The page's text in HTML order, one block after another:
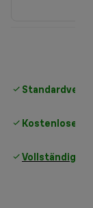
Kostenlose
Vollständige